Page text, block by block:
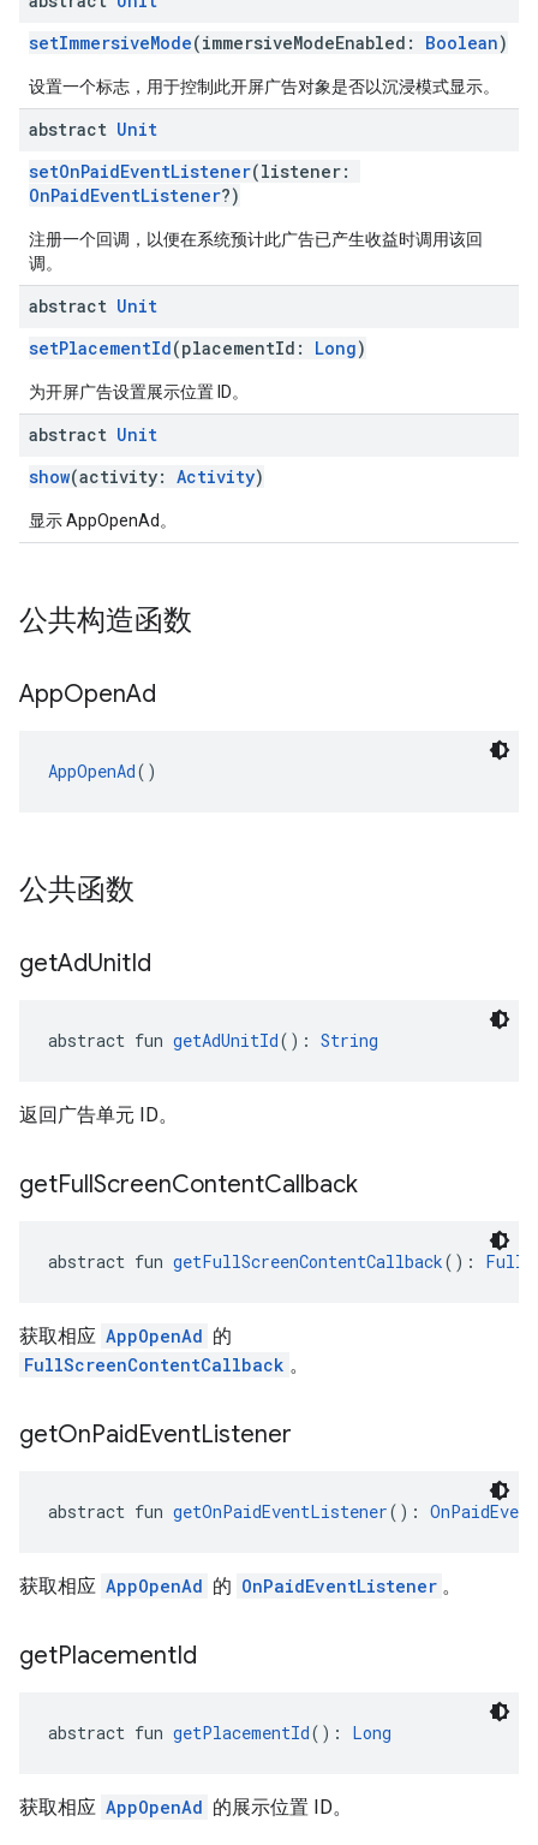
setImmersiveMode(immersiveModeEnabled: Boolean)
设置一个标志，用于控制此开屏广告对象是否以沉浸模式显示。
abstract Unit
setOnPaidEventListener(listener:
OnPaidEventListener?)
注册一个回调，以便在系统预计此广告已产生收益时调用该回
调。
abstract Unit
setPlacementId(placementId: Long)
为开屏广告设置展示位置 ID。
abstract Unit
show(activity: Activity)
显示 AppOpenAd。
公共构造函数
AppOpenAd
AppOpenAd()
公共函数
getAdUnitId
abstract fun getAdUnitId(): String
返回广告单元 ID。
getFullScreenContentCallback
abstract fun getFullScreenContentCallback():
获取相应 AppOpenAd 的
FullScreenContentCallback 。
getOnPaidEventListener
abstract fun getOnPaidEventListener():
获取相应 AppOpenAd 的 OnPaidEventListener 。
getPlacementId
abstract fun getPlacementId(): Long
获取相应 AppOpenAd 的展示位置 ID。